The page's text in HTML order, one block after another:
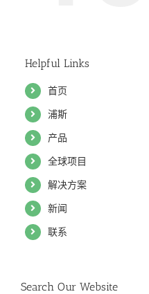
Helpful Links
首页
浦斯
产品
全球项目
解决方案
新闻
联系
Search Our Website